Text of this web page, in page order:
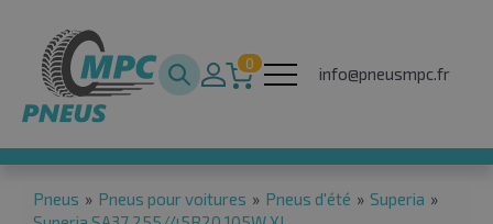
0
info@pneusmpc.fr
Pneus » Pneus pour voitures » Pneus d'été » Superia »